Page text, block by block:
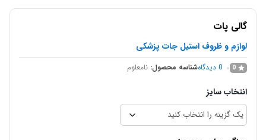
گالی پات
لوازم و ظروف استیل جات پزشکی
0
0 دیدگاهشناسه محصول: نامعلوم
انتخاب سایز